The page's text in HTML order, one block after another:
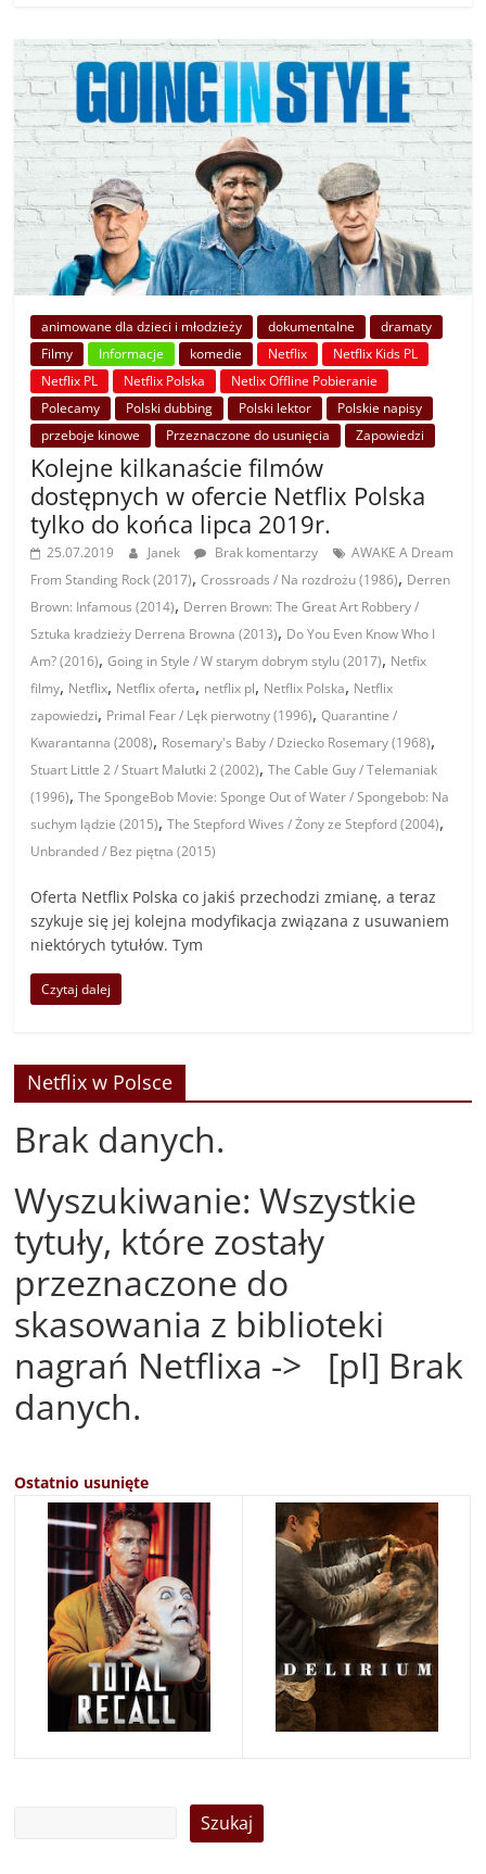
animowane dla dzieci i młodzieży dokumentalne
dramaty
Filmy
Informacje komedie Netflix
Netflix Kids PL
Netflix PL
Netflix Polska
Netlix Offline Pobieranie
Polecamy
Polski dubbing Polski lektor
Polskie napisy
przeboje kinowe
Przeznaczone do usunięcia Zapowiedzi
Kolejne kilkanaście filmów
dostępnych w ofercie Netflix Polska
tylko do końca lipca 2019r.
25.07.2019 Janek Brak komentarzy
AWAKE A Dream
From Standing Rock (2017),Crossroads / Na rozdrożu (1986), Derren
Brown: Infamous (2014), Derren Brown: The Great Art Robbery /
Sztuka kradzieży Derrena Browna (2013), Do You Even Know Who I
Am? (2016),Going in Style / W starym dobrym stylu (2017), Netfix
filmy, Netflix, Netflix oferta, netflix pl, Netflix Polska, Netflix
zapowiedzi, Primal Fear / Lęk pierwotny (1996),Quarantine /
Kwarantanna (2008), Rosemary's Baby / Dziecko Rosemary (1968),
Stuart Little 2 / Stuart Malutki 2 (2002),The Cable Guy / Telemaniak
(1996),The SpongeBob Movie: Sponge Out of Water / Spongebob: Na
suchym lądzie (2015),The Stepford Wives / Żony ze Stepford (2004),
Unbranded / Bez piętna (2015)
Oferta Netflix Polska co jakiś przechodzi zmianę, a teraz
szykuje się jej kolejna modyfikacja związana z usuwaniem
niektórych tytułów. Tym
Czytaj dalej
Netflix w Polsce
Brak danych.
Wyszukiwanie: Wszystkie
tytuły, które zostały
przeznaczone do
skasowania z biblioteki
nagrań Netflixa -> [pl] Brak
danych.
Ostatnio usunięte